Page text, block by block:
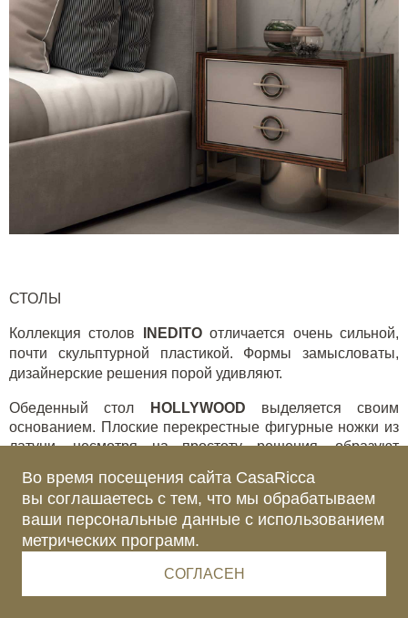
СТОЛЫ
Коллекция столов INEDITOотличается очень сильной,
почти скульптурной пластикой. Формы замысловаты,
дизайнерские решения порой удивляют.
Обеденный стол HOLLYWOOD выделяется своим
основанием. Плоские перекрестные фигурные ножки из
латуни, несмотря на простоту решения, образуют
игру. Столешница изготовлена техникой инкрустации
различных пород дерева, составленных в ромбовидный
узор.
Во время посещения сайта CasaRicca
вы соглашаетесь с тем, что мы обрабатываем
ваши персональные данные с использованием
метрических программ.
СОГЛАСЕН